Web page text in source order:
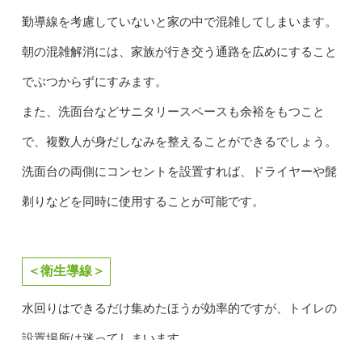
勤導線を考慮していないと家の中で混雑してしまいます。
朝の混雑解消には、家族が行き交う通路を広めにすること
でぶつからずにすみます。
また、洗面台などサニタリースペースも余裕をもつこと
で、複数人が身だしなみを整えることができるでしょう。
洗面台の両側にコンセントを設置すれば、ドライヤーや髭
剃りなどを同時に使用することが可能です。
＜衛生導線＞
水回りはできるだけ集めたほうが効率的ですが、トイレの